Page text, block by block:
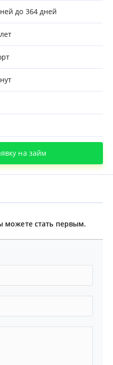
до 364 дней
на займ
можете стать первым.